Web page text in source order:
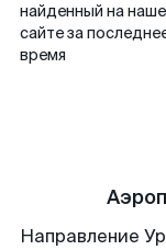
найденный на
сайте за
время
Направление